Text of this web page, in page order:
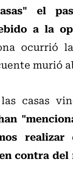
el
a la
ocurrió
murió
casas
contra